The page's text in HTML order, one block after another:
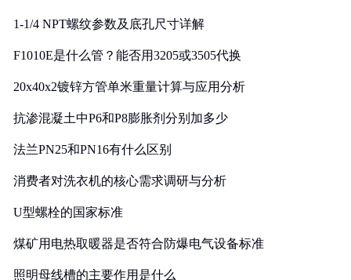
1-1/4 NPT螺纹参数及底孔尺寸详解
F1010E是什么管？能否用3205或3505代换
20x40x2镀锌方管单米重量计算与应用分析
抗渗混凝土中P6和P8膨胀剂分别加多少
法兰PN25和PN16有什么区别
消费者对洗衣机的核心需求调研与分析
U型螺栓的国家标准
煤矿用电热取暖器是否符合防爆电气设备标准
照明母线槽的主要作用是什么